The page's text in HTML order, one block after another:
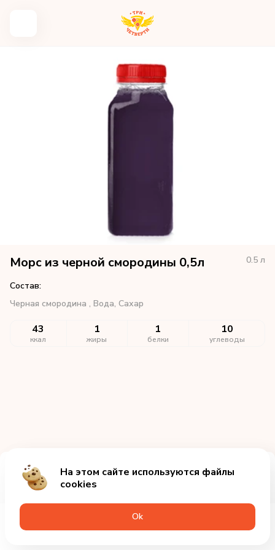
Морс из черной смородины 0,5л 0.5 л
Состав:
Черная смородина , Вода, Сахар
43
ккал
1
жиры
1
белки
10
углеводы
Добавить за 175₽
На этом сайте используются файлы
cookies
Оk